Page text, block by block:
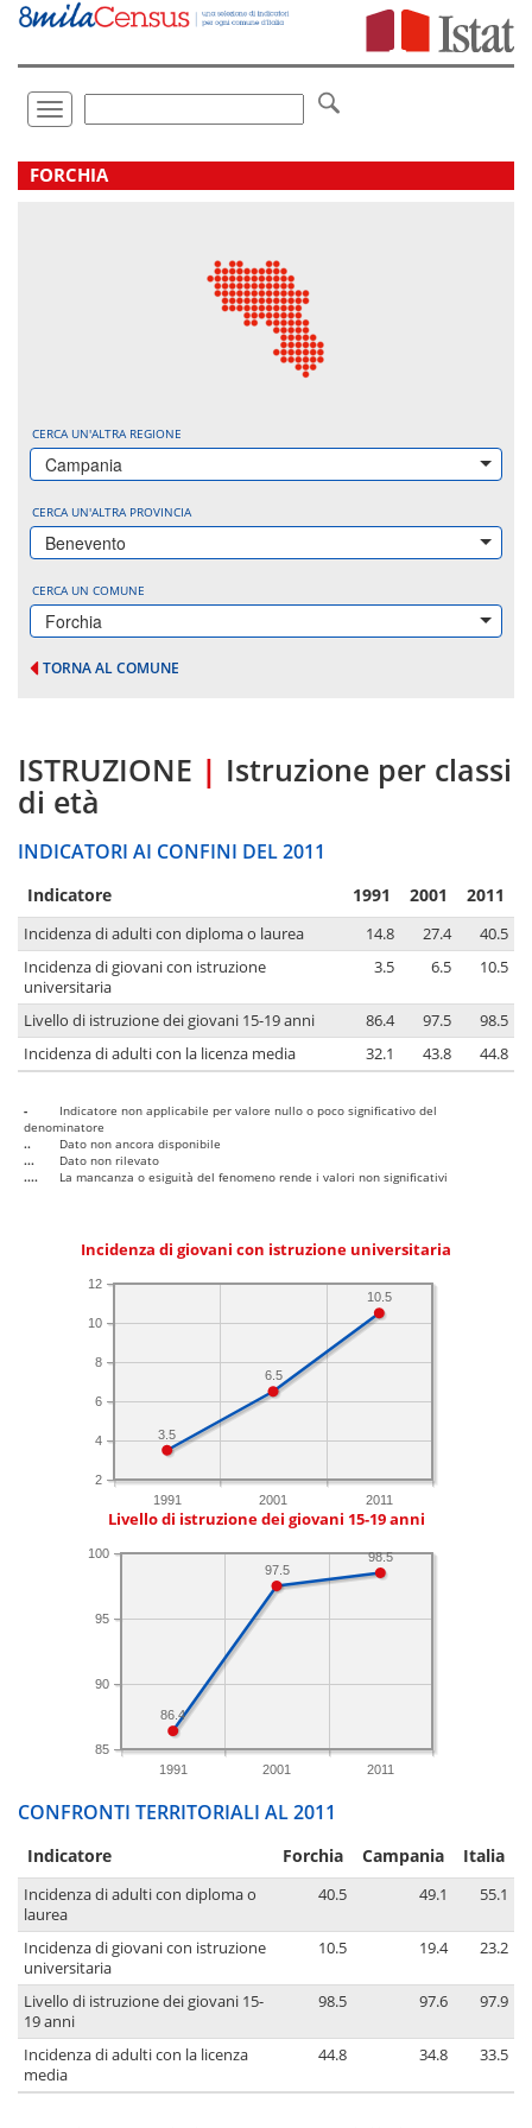
Vai
direttamente
Toggle
navigation
.
FORCHIA
CERCA UN'ALTRA REGIONE
Campania
CERCA UN'ALTRA PROVINCIA
Benevento
CERCA UN COMUNE
Forchia
TORNA AL COMUNE
ISTRUZIONE | Istruzione per classi
di età
INDICATORI AI CONFINI DEL 2011
Indicatore 1991 2001 2011
Incidenza di adulti con diploma o laurea 14.8 27.4
40.5
Incidenza di giovani con istruzione
universitaria
3.5 6.5 10.5
Livello di istruzione dei giovani 15-19 anni 86.4 97.5
98.5
Incidenza di adulti con la licenza media
32.1 43.8 44.8
-
Indicatore non applicabile per valore nullo o poco significativo del
denominatore
..
Dato non ancora disponibile
...
Dato non rilevato
....
La mancanza o esiguità del fenomeno rende i valori non significativi
Incidenza di giovani con istruzione universitaria
1991 2001 2011
2
4
6
8
10
12
10.5
6.5
3.5
Livello di istruzione dei giovani 15-19 anni
1991 2001 2011
85
90
95
100
98.5
97.5
86.4
CONFRONTI TERRITORIALI AL 2011
Indicatore Forchia Campania Italia
Incidenza di adulti con diploma o
laurea
40.5 49.1 55.1
Incidenza di giovani con istruzione
universitaria
10.5 19.4 23.2
Livello di istruzione dei giovani 15-
19 anni
98.5 97.6 97.9
Incidenza di adulti con la licenza
media
44.8 34.8 33.5